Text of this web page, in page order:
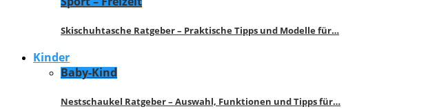
Skischuhtasche Ratgeber – Praktische Tipps und Modelle für…
Kinder
Baby-Kind
Nestschaukel Ratgeber – Auswahl, Funktionen und Tipps für…